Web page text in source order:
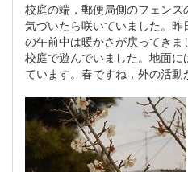
校庭の端，郵便局側のフェンス
気づいたら咲いていました。
の午前中は暖かさが戻ってきま
校庭で遊んでいました。地面
ています。春ですね，外の活動